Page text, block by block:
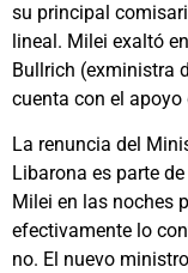
su principal
lineal. Milei exaltó
Bullrich (exministra
cuenta con el apoyo
La renuncia del
Libarona es parte
Milei en las noches
efectivamente lo
no. El nuevo